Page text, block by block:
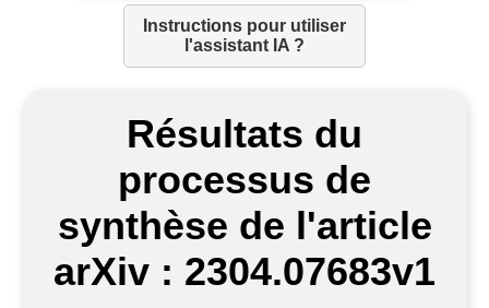
Instructions pour utiliser
l'assistant IA ?
Résultats du
processus de
synthèse de l'article
arXiv : 2304.07683v1